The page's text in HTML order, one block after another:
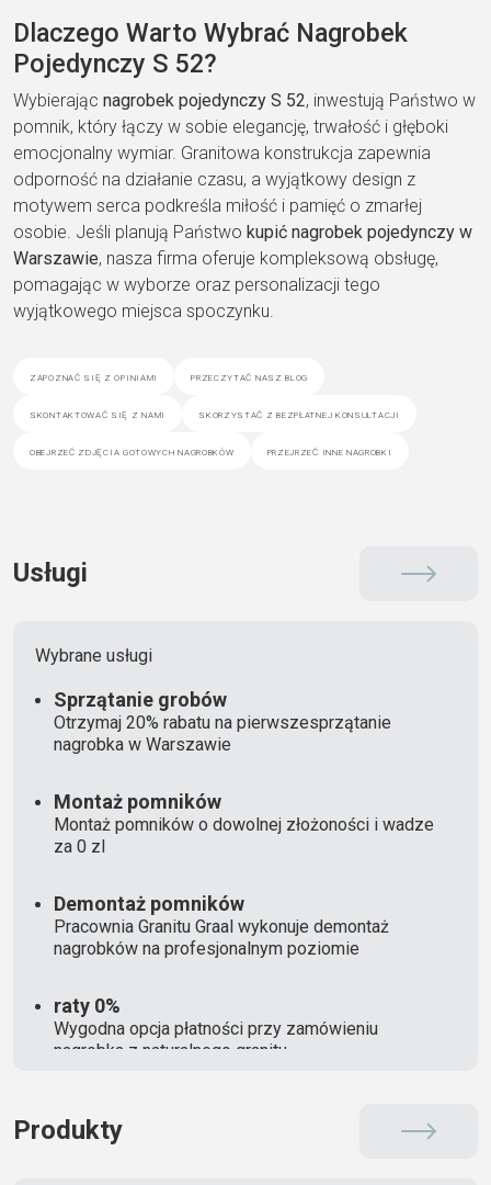
Dlaczego Warto Wybrać Nagrobek
Pojedynczy S 52?
Wybierając nagrobek pojedynczy S 52, inwestują Państwo w
pomnik, który łączy w sobie elegancję, trwałość i głęboki
emocjonalny wymiar. Granitowa konstrukcja zapewnia
odporność na działanie czasu, a wyjątkowy design z
motywem serca podkreśla miłość i pamięć o zmarłej
osobie. Jeśli planują Państwo kupić nagrobek pojedynczy w
Warszawie, nasza firma oferuje kompleksową obsługę,
pomagając w wyborze oraz personalizacji tego
wyjątkowego miejsca spoczynku.
zapoznać się z opiniami przeczytać nasz blog
skontaktować się z nami skorzystać z bezpłatnej konsultacji
obejrzeć zdjęcia gotowych nagrobków przejrzeć inne nagrobki
Usługi
Wybrane usługi
Sprzątanie grobów
Otrzymaj 20% rabatu na pierwszesprzątanie
nagrobka w Warszawie
Montaż pomników
Montaż pomników o dowolnej złożoności i wadze
za 0 zl
Demontaż pomników
Pracownia Granitu Graal wykonuje demontaż
nagrobków na profesjonalnym poziomie
raty 0%
Wygodna opcja płatności przy zamówieniu
nagrobka z naturalnego granitu
Produkty